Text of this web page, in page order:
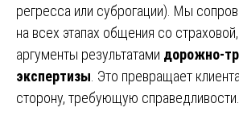
регресса или суброгации). Мы
на всех этапах общения со
аргументы результатами дорожно-
экспертизы . Это превращает
сторону, требующую справедливости.